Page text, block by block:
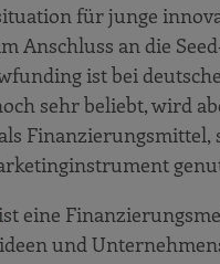
für junge
Anschluss an die
ist bei
sehr beliebt, wird
Finanzierungsmittel,
ist eine
und